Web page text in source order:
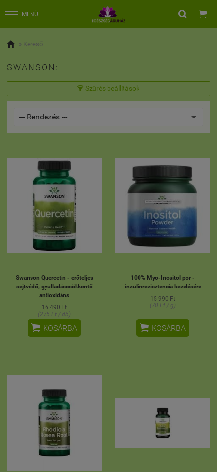
MENÜ  
 » Kereső
SWANSON:
 Szűrés beállítások
Swanson Quercetin - erőteljes
sejtvédő, gyulladáscsökkentő
antioxidáns
16 490 Ft
(275 Ft / db)
 KOSÁRBA
100% Myo-Inositol por -
inzulinrezisztencia kezelésére
15 990 Ft
(70 Ft / g)
 KOSÁRBA